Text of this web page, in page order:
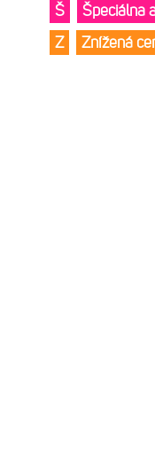
Š
Špeciálna
Z
Znížená